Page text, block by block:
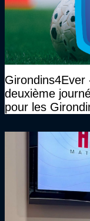
deuxième
pour les